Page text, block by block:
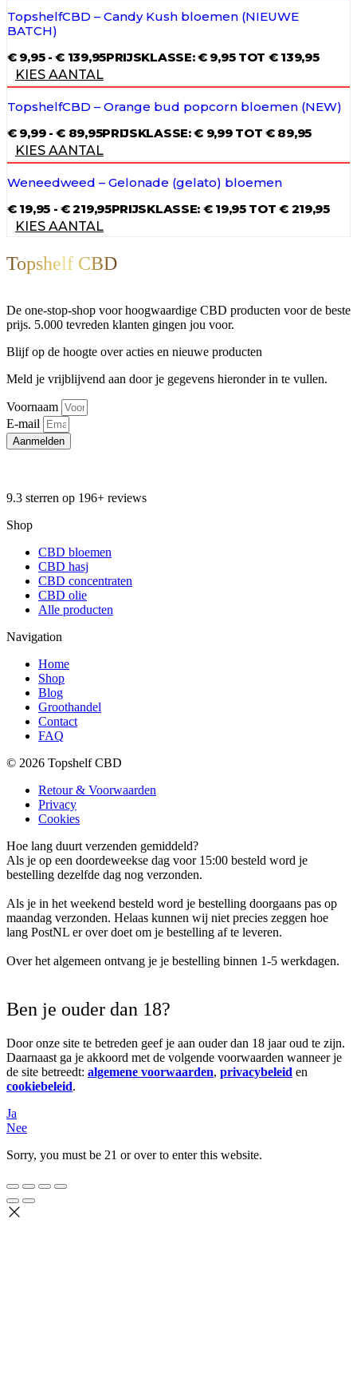
TopshelfCBD – Candy Kush bloemen (NIEUWE
BATCH)
€9,95 - € 139,95PRIJSKLASSE: € 9,95 TOT € 139,95
KIES AANTAL
TopshelfCBD – Orange bud popcorn bloemen (NEW)
€9,99 - € 89,95PRIJSKLASSE: € 9,99 TOT € 89,95
KIES AANTAL
Weneedweed – Gelonade (gelato) bloemen
€19,95 - €219,95PRIJSKLASSE: € 19,95 TOT € 219,95
KIES AANTAL
Topshelf CBD
De one-stop-shop voor hoogwaardige CBD producten voor de beste
prijs. 5.000 tevreden klanten gingen jou voor.
Blijf op de hoogte over acties en nieuwe producten
Meld je vrijblijvend aan door je gegevens hieronder in te vullen.
Voornaam
E-mail
Aanmelden
9.3 sterren op 196+ reviews
Shop
CBD bloemen
CBD hasj
CBD concentraten
CBD olie
Alle producten
Navigation
Home
Shop
Blog
Groothandel
Contact
FAQ
© 2026 Topshelf CBD
Retour & Voorwaarden
Privacy
Cookies
Hoe lang duurt verzenden gemiddeld?
Als je op een doordeweekse dag voor 15:00 besteld word je
bestelling dezelfde dag nog verzonden.
Als je in het weekend besteld word je bestelling doorgaans pas op
maandag verzonden. Helaas kunnen wij niet precies zeggen hoe
lang PostNL er over doet om je bestelling af te leveren.
Over het algemeen ontvang je je bestelling binnen 1-5 werkdagen.
Ben je ouder dan 18?
Door onze site te betreden geef je aan ouder dan 18 jaar oud te zijn.
Daarnaast ga je akkoord met de volgende voorwaarden wanneer je
de site betreedt: algemene voorwaarden, privacybeleid en
cookiebeleid.
Ja
Nee
Sorry, you must be 21 or over to enter this website.